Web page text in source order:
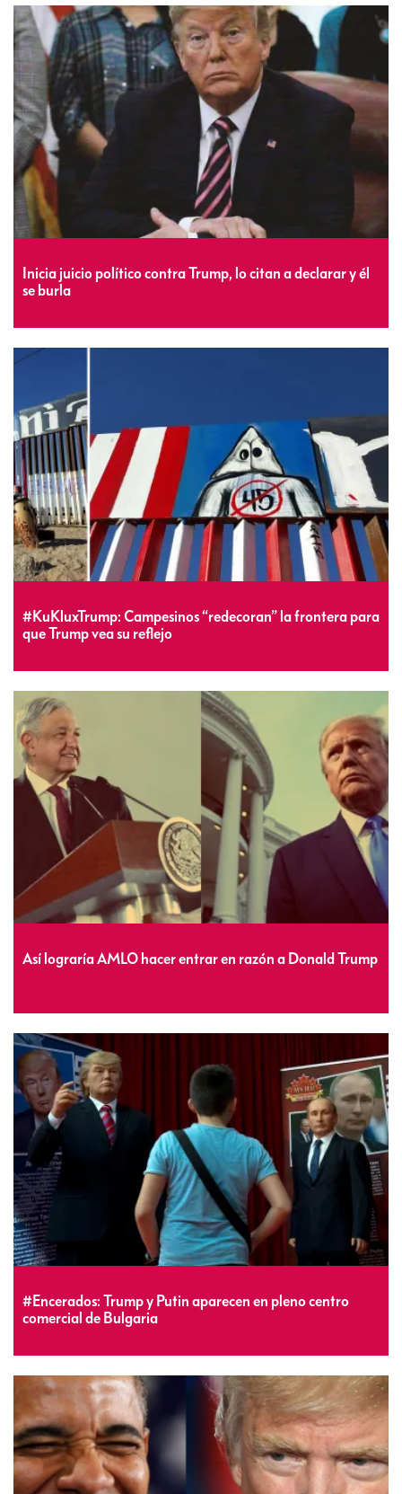
Inicia juicio político contra Trump, lo citan a declarar y él
se burla
#KuKluxTrump: Campesinos “redecoran” la frontera para
que Trump vea su reflejo
Así lograría AMLO hacer entrar en razón a Donald Trump
#Encerados: Trump y Putin aparecen en pleno centro
comercial de Bulgaria